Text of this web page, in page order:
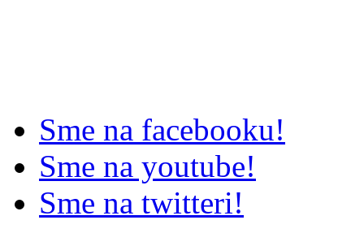
Sme na facebooku!
Sme na youtube!
Sme na twitteri!